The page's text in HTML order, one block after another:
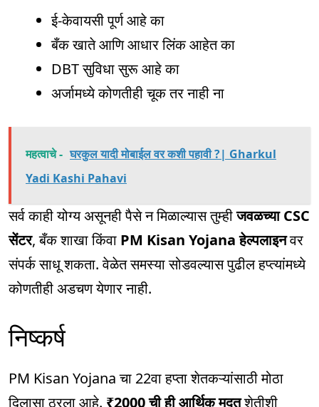
ई-केवायसी पूर्ण आहे का
बँक खाते आणि आधार लिंक आहेत का
DBT सुविधा सुरू आहे का
अर्जामध्ये कोणतीही चूक तर नाही ना
महत्वाचे - घरकुल यादी मोबाईल वर कशी पहावी ?| Gharkul
Yadi Kashi Pahavi
सर्व काही योग्य असूनही पैसे न मिळाल्यास तुम्हीजवळच्या CSC
सेंटर, बँक शाखा किंवा PM Kisan Yojana हेल्पलाइनवर
संपर्क साधू शकता. वेळेत समस्या सोडवल्यास पुढील हप्त्यांमध्ये
कोणतीही अडचण येणार नाही.
निष्कर्ष
PM Kisan Yojana चा 22वा हप्ता शेतकऱ्यांसाठी मोठा
दिलासा ठरला आहे. ₹2000 ची ही आर्थिक मदतशेतीशी